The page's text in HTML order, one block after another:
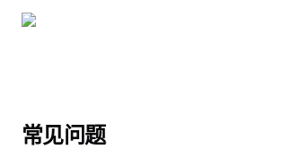
常见问题